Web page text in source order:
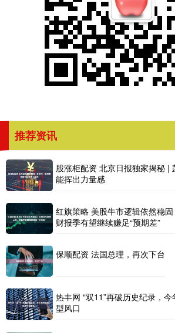
推荐资讯
股涨柜配资 北京日报独家揭秘 |
能挥出力量感
红旗策略 美股牛市逻辑依然稳固
财报季有望继续赚足“预期差”
保顺配资 法国总理，再次下台
热丰网 “双11”再破历史纪录，
型风口